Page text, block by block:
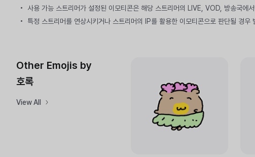
사용 가능 스트리머가 설정된 이모티콘은 해당 스트리머의 LIVE, VOD, 방송국에
특정 스트리머를 연상시키거나 스트리머의 IP를 활용한 이모티콘으로 판단될 경
Other Emojis by
호록
View All